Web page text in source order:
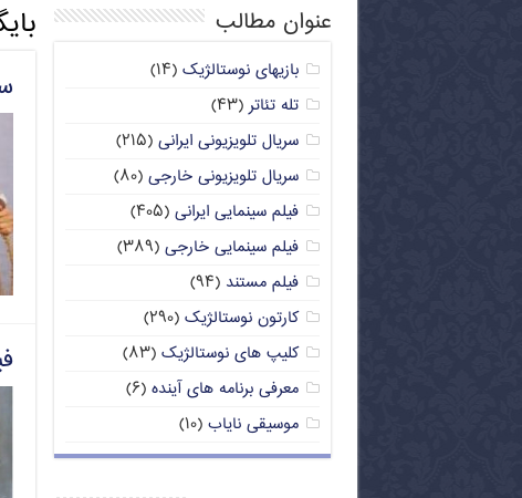
عنوان مطالب
بازیهای نوستالژیک (۱۴)
تله تئاتر(۴۳)
سریال تلویزیونی ایرانی (۲۱۵)
سریال تلویزیونی خارجی (۸۰)
فیلم سینمایی ایرانی (۴۰۵)
فیلم سینمایی خارجی (۳۸۹)
فیلم مستند (۹۴)
کارتون نوستالژیک (۲۹۰)
کلیپ های نوستالژیک (۸۳)
معرفی برنامه های آینده (۶)
موسیقی نایاب (۱۰)